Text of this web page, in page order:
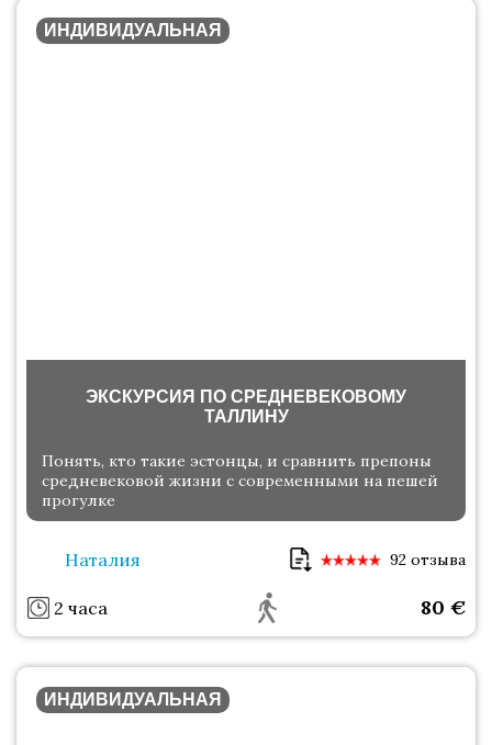
ИНДИВИДУАЛЬНАЯ
ЭКСКУРСИЯ ПО СРЕДНЕВЕКОВОМУ
ТАЛЛИНУ
Понять, кто такие эстонцы, и сравнить препоны
средневековой жизни с современными на пешей
прогулке
Наталия 92 отзыва
2 часа 80 €
ИНДИВИДУАЛЬНАЯ